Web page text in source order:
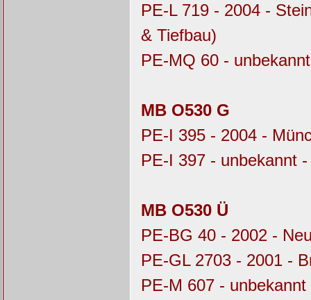
PE-L 719 - 2004 -
& Tiefbau)
PE-MQ 60 -
MB O530 G
PE-I 395 - 2004 -
PE-I 397 - unbekannt
MB O530 Ü
PE-BG 40 - 2002 -
PE-GL 2703 - 2001 -
PE-M 607 -